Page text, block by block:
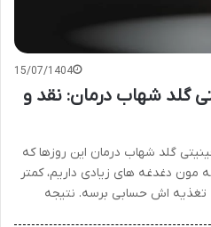
15/07/1404
گلد شهاب درمان: نقد و
گلد شهاب درمان این روزها که
دغدغه های زیادی داریم، کمتر
اش حسابی برسه. نتیجه